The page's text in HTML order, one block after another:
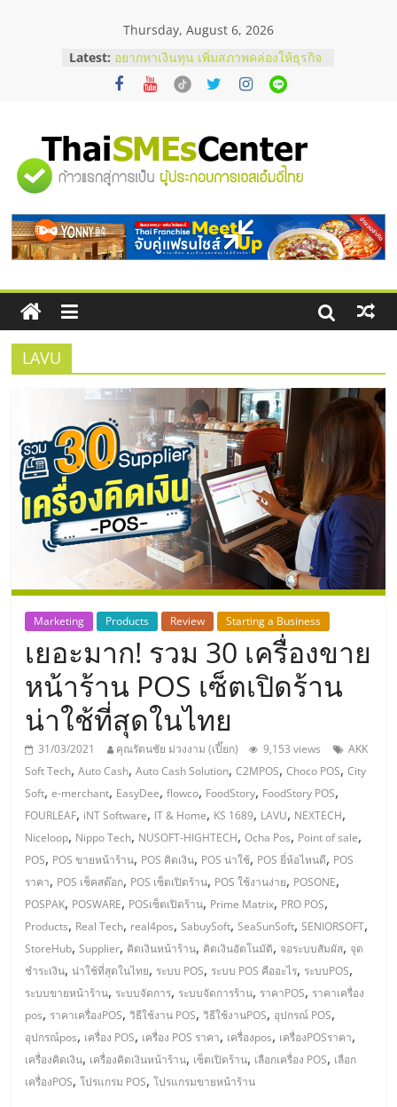
Thursday, August 6, 2026
Latest: อยากหาเงินทุน เพิ่มสภาพคล่องให้ธุรกิจ
เริ่มยังไงให้ผ่านฉลุย
สัมมนาออนไลน์ โอกาสบริหารสถานี
ThaiFranchise Meet Up จับคู่แฟรน
ไชส์ ครั้งที่ 8
ร้านเครื่องเสียงคุณภาพสูง พร้อม
บริษัท Cybersecurity ในไทยที่ไหนดี?
วิธีเลือกผู้ให้บริการให้คุ้มค่าและตอบ
โจทย์ธุรกิจ
"ศูนย์
รวม
ข้อมูล
ธุรกิจ
SME
แห่ง
ประเทศไทย,
ThaiSMEsCenter,
รวม
ธุรกิจ
เอ
ส
เอ็
มอี
ไทย,
SMEs,
แฟ
รน
ไชส์,
LAVU
Marketing Products Review Starting a Business
เยอะมาก! รวม 30 เครื่องขาย
หน้าร้าน POS เซ็ตเปิดร้าน
น่าใช้ที่สุดในไทย
31/03/2021 คุณรัตนชัย ม่วงงาม (เปี๊ยก) 9,153 views
AKK
Soft Tech,Auto Cash,Auto Cash Solution,C2MPOS,Choco POS,City
Soft,e-merchant, EasyDee,flowco, FoodStory, FoodStory POS,
FOURLEAF, iNT Software, IT & Home, KS 1689, LAVU, NEXTECH,
Niceloop, Nippo Tech, NUSOFT-HIGHTECH,Ocha Pos, Point of sale,
POS, POS ขายหน้าร้าน, POS คิดเงิน, POS น่าใช้, POS ยี่ห้อไหนดี, POS
ราคา, POS เช็คสต๊อก, POS เซ็ตเปิดร้าน, POS ใช้งานง่าย, POSONE,
POSPAK, POSWARE, POSเซ็ตเปิดร้าน, Prime Matrix, PRO POS,
Products, Real Tech, real4pos,SabuySoft,SeaSunSoft,SENIORSOFT,
StoreHub,Supplier, คิดเงินหน้าร้าน, คิดเงินอัตโนมัติ, จอระบบสัมผัส, จุด
ชำระเงิน,น่าใช้ที่สุดในไทย, ระบบ POS, ระบบ POS คืออะไร, ระบบPOS,
ระบบขายหน้าร้าน, ระบบจัดการ, ระบบจัดการร้าน, ราคาPOS, ราคาเครื่อง
pos, ราคาเครื่องPOS,วิธีใช้งาน POS,วิธีใช้งานPOS, อุปกรณ์ POS,
อุปกรณ์pos, เครื่อง POS, เครื่อง POS ราคา, เครื่องpos, เครื่องPOSราคา,
เครื่องคิดเงิน, เครื่องคิดเงินหน้าร้าน, เซ็ตเปิดร้าน, เลือกเครื่อง POS, เลือก
เครื่องPOS,โปรแกรม POS,โปรแกรมขายหน้าร้าน